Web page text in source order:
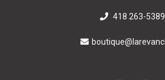
418 263-5389